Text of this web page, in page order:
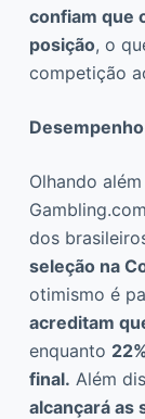
confiam que
posição, o
competição
Olhando
dos
seleção na
otimismo é
acreditam
enquanto
final. Além
alcançará as